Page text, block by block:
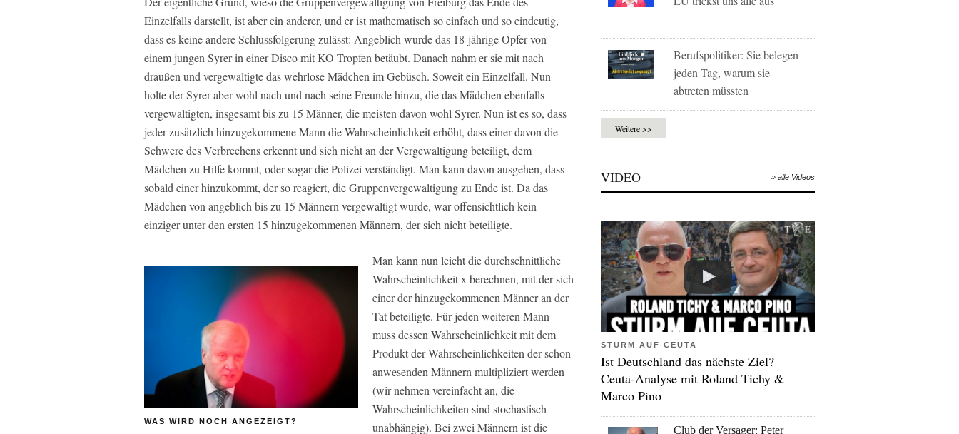
Einzelfalls darstellt, ist aber ein anderer, und er ist mathematisch so einfach und so eindeutig,
dass es keine andere Schlussfolgerung zulässt: Angeblich wurde das 18-jährige Opfer von
einem jungen Syrer in einer Disco mit KO Tropfen betäubt. Danach nahm er sie mit nach
draußen und vergewaltigte das wehrlose Mädchen im Gebüsch. Soweit ein Einzelfall. Nun
holte der Syrer aber wohl nach und nach seine Freunde hinzu, die das Mädchen ebenfalls
vergewaltigten, insgesamt bis zu 15 Männer, die meisten davon wohl Syrer. Nun ist es so, dass
jeder zusätzlich hinzugekommene Mann die Wahrscheinlichkeit erhöht, dass einer davon die
Schwere des Verbrechens erkennt und sich nicht an der Vergewaltigung beteiligt, dem
Mädchen zu Hilfe kommt, oder sogar die Polizei verständigt. Man kann davon ausgehen, dass
sobald einer hinzukommt, der so reagiert, die Gruppenvergewaltigung zu Ende ist. Da das
Mädchen von angeblich bis zu 15 Männern vergewaltigt wurde, war offensichtlich kein
einziger unter den ersten 15 hinzugekommenen Männern, der sich nicht beteiligte.
WAS WIRD NOCH ANGEZEIGT?
Man kann nun leicht die durchschnittliche
Wahrscheinlichkeit x berechnen, mit der sich
einer der hinzugekommenen Männer an der
Tat beteiligte. Für jeden weiteren Mann
muss dessen Wahrscheinlichkeit mit dem
Produkt der Wahrscheinlichkeiten der schon
anwesenden Männern multipliziert werden
(wir nehmen vereinfacht an, die
Wahrscheinlichkeiten sind stochastisch
unabhängig). Bei zwei Männern ist die
Berufspolitiker: Sie belegen
jeden Tag, warum sie
abtreten müssten
Weitere >>
VIDEO » alle Videos
STURM AUF CEUTA
Ist Deutschland das nächste Ziel? –
Ceuta-Analyse mit Roland Tichy &
Marco Pino
Club der Versager: Peter